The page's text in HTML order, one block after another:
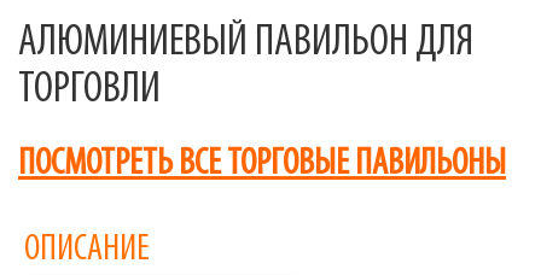
АЛЮМИНИЕВЫЙ ПАВИЛЬОН ДЛЯ
ТОРГОВЛИ
ПОСМОТРЕТЬ ВСЕ ТОРГОВЫЕ ПАВИЛЬОНЫ
ОПИСАНИЕ